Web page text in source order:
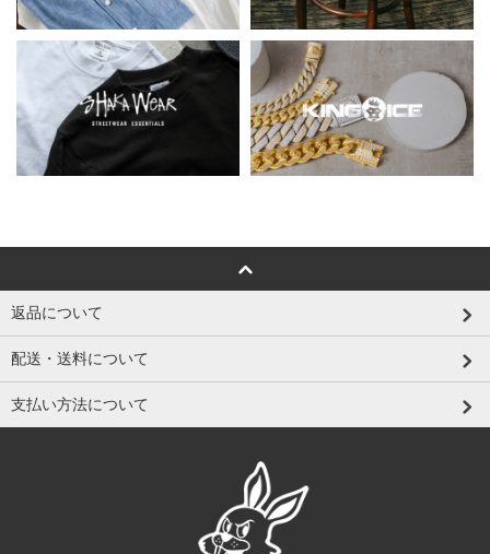
返品について
配送・送料について
支払い方法について